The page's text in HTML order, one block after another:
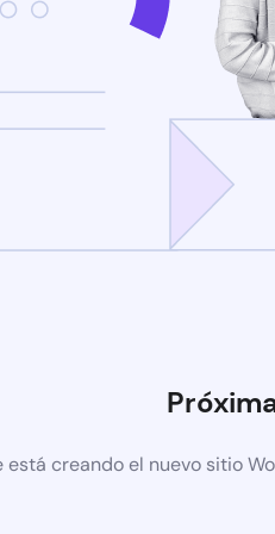
está creando el nuevo sitio